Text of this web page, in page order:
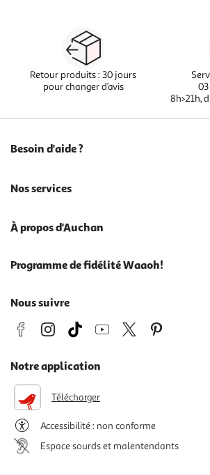
Retour produits : 30 jours
pour changer d’avis
8h>21h,
Besoin d'aide ?
Nos services
À propos d'Auchan
Programme de fidélité Waaoh!
Nous suivre
Notre application
Télécharger
Accessibilité : non conforme
Espace sourds et malentendants